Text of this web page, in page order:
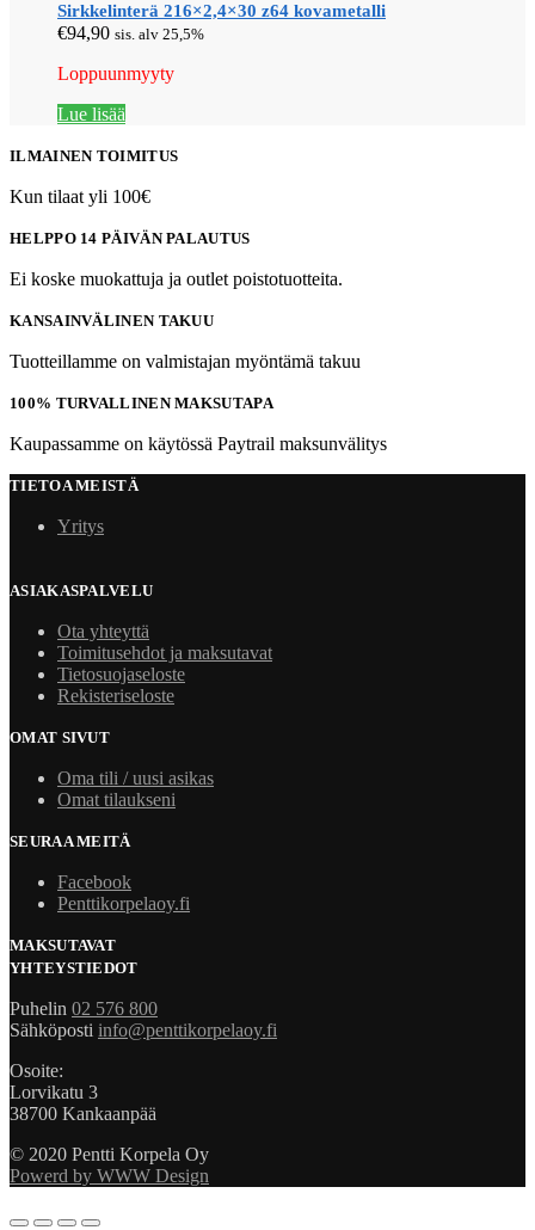
Sirkkelinterä 216×2,4×30 z64 kovametalli
€94,90 sis. alv 25,5%
Loppuunmyyty
Lue lisää
ILMAINEN TOIMITUS
Kun tilaat yli 100€
HELPPO 14 PÄIVÄN PALAUTUS
Ei koske muokattuja ja outlet poistotuotteita.
KANSAINVÄLINEN TAKUU
Tuotteillamme on valmistajan myöntämä takuu
100% TURVALLINEN MAKSUTAPA
Kaupassamme on käytössä Paytrail maksunvälitys
TIETOA MEISTÄ
Yritys
ASIAKASPALVELU
Ota yhteyttä
Toimitusehdot ja maksutavat
Tietosuojaseloste
Rekisteriseloste
OMAT SIVUT
Oma tili / uusi asikas
Omat tilaukseni
SEURAA MEITÄ
Facebook
Penttikorpelaoy.fi
MAKSUTAVAT
YHTEYSTIEDOT
Puhelin 02 576 800
Sähköposti info@penttikorpelaoy.fi
Osoite:
Lorvikatu 3
38700 Kankaanpää
© 2020 Pentti Korpela Oy
Powerd by WWW Design